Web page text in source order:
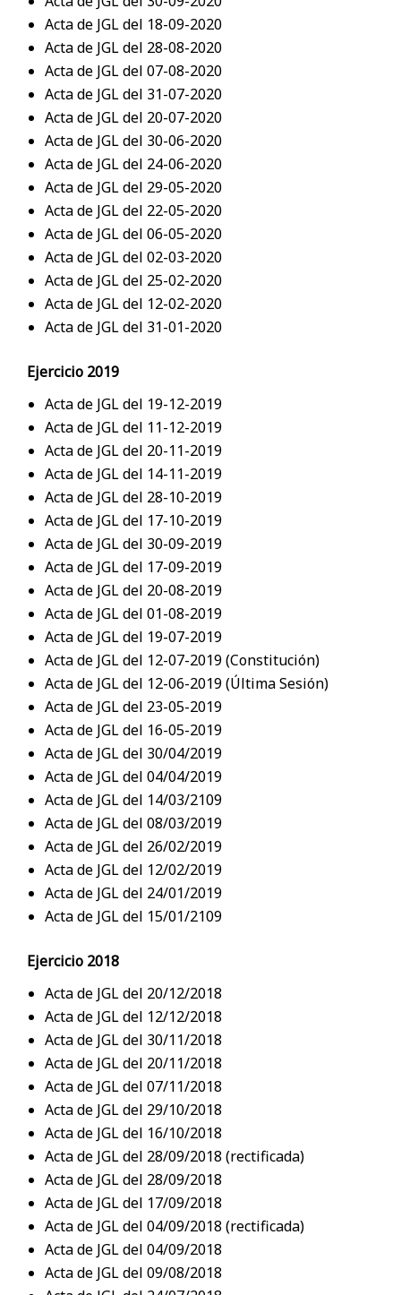
Acta de JGL del 18-09-2020
Acta de JGL del 28-08-2020
Acta de JGL del 07-08-2020
Acta de JGL del 31-07-2020
Acta de JGL del 20-07-2020
Acta de JGL del 30-06-2020
Acta de JGL del 24-06-2020
Acta de JGL del 29-05-2020
Acta de JGL del 22-05-2020
Acta de JGL del 06-05-2020
Acta de JGL del 02-03-2020
Acta de JGL del 25-02-2020
Acta de JGL del 12-02-2020
Acta de JGL del 31-01-2020
Ejercicio 2019
Acta de JGL del 19-12-2019
Acta de JGL del 11-12-2019
Acta de JGL del 20-11-2019
Acta de JGL del 14-11-2019
Acta de JGL del 28-10-2019
Acta de JGL del 17-10-2019
Acta de JGL del 30-09-2019
Acta de JGL del 17-09-2019
Acta de JGL del 20-08-2019
Acta de JGL del 01-08-2019
Acta de JGL del 19-07-2019
Acta de JGL del 12-07-2019 (Constitución)
Acta de JGL del 12-06-2019 (Última Sesión)
Acta de JGL del 23-05-2019
Acta de JGL del 16-05-2019
Acta de JGL del 30/04/2019
Acta de JGL del 04/04/2019
Acta de JGL del 14/03/2109
Acta de JGL del 08/03/2019
Acta de JGL del 26/02/2019
Acta de JGL del 12/02/2019
Acta de JGL del 24/01/2019
Acta de JGL del 15/01/2109
Ejercicio 2018
Acta de JGL del 20/12/2018
Acta de JGL del 12/12/2018
Acta de JGL del 30/11/2018
Acta de JGL del 20/11/2018
Acta de JGL del 07/11/2018
Acta de JGL del 29/10/2018
Acta de JGL del 16/10/2018
Acta de JGL del 28/09/2018 (rectificada)
Acta de JGL del 28/09/2018
Acta de JGL del 17/09/2018
Acta de JGL del 04/09/2018 (rectificada)
Acta de JGL del 04/09/2018
Acta de JGL del 09/08/2018